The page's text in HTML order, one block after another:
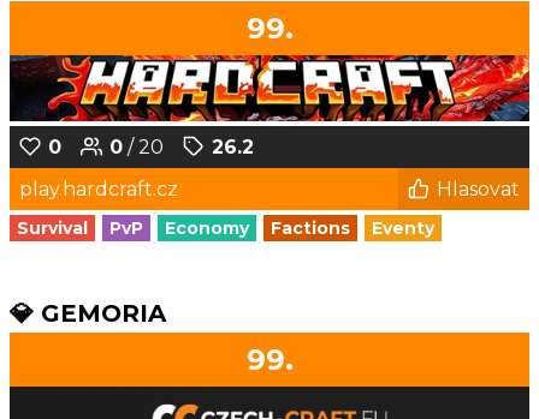
99.
0 0 / 20
26.2
play.hardcraft.cz
Hlasovat
Survival PvP Economy Factions Eventy
💎 GEMORIA
99.